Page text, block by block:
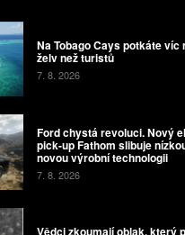
Na Tobago Cays potkáte
želv než turistů
7. 8. 2026
Ford chystá revoluci. Nový
pick-up Fathom slibuje
novou výrobní technologii
7. 8. 2026
Vědci zkoumají oblak, který